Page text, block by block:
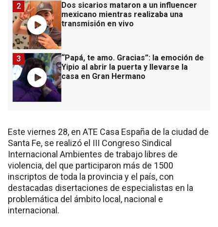
Dos sicarios mataron a un influencer
mexicano mientras realizaba una
transmisión en vivo
2
“Papá, te amo. Gracias”: la emoción de
Yipio al abrir la puerta y llevarse la
casa en Gran Hermano
3
Este viernes 28, en ATE Casa España de la ciudad de
Santa Fe, se realizó el III Congreso Sindical
Internacional Ambientes de trabajo libres de
violencia, del que participaron más de 1500
inscriptos de toda la provincia y el país, con
destacadas disertaciones de especialistas en la
problemática del ámbito local, nacional e
internacional.